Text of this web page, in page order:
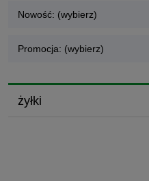
Nowość: (wybierz)
Promocja: (wybierz)
żyłki